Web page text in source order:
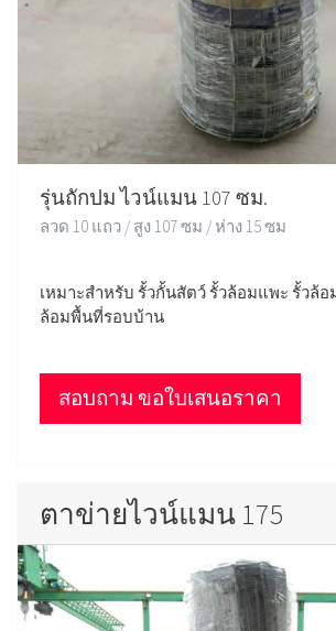
รุ่นถักปม ไวน์แมน 107 ซม.
ลวด 10 แถว / สูง 107 ซม / ห่าง 15 ซม
เหมาะสำหรับ รั้วกั้นสัตว์ รั้วล้อมแพะ รั้วล้
ล้อมพื้นที่รอบบ้าน
สอบถาม ขอใบเสนอราคา
ตาข่ายไวน์แมน 175